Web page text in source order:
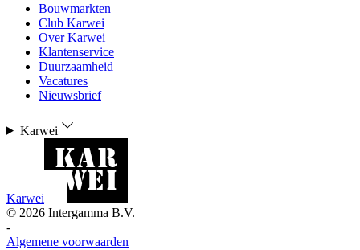
Bouwmarkten
Club Karwei
Over Karwei
Klantenservice
Duurzaamheid
Vacatures
Nieuwsbrief
Karwei
Karwei
© 2026 Intergamma B.V.
-
Algemene voorwaarden